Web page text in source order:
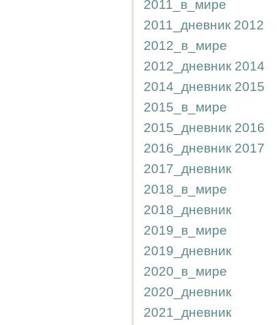
2011_в_мире
2011_дневник 2012
2012_в_мире
2012_дневник 2014
2014_дневник 2015
2015_в_мире
2015_дневник 2016
2016_дневник 2017
2017_дневник
2018_в_мире
2018_дневник
2019_в_мире
2019_дневник
2020_в_мире
2020_дневник
2021_дневник